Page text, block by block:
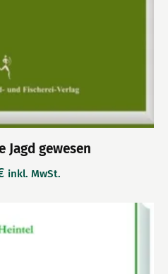
Jagd gewesen
inkl. MwSt.